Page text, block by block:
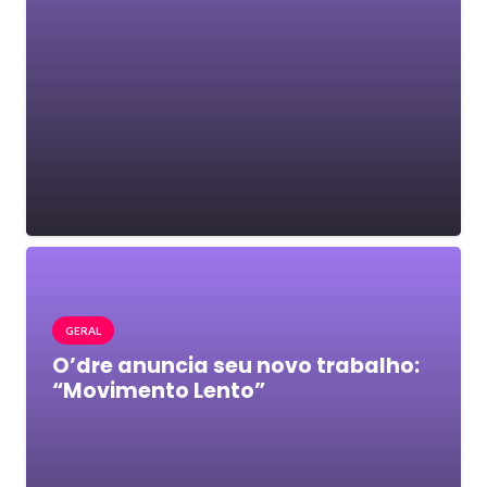
GERAL
O’dre anuncia seu novo trabalho:
“Movimento Lento”